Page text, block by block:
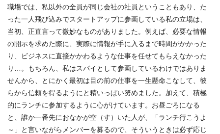
職場では、私以外の全員が同じ会社の社員ということもあり、た
った一人飛び込みでスタートアップに参画している私の立場は、
当初、正直言って微妙なものがありました。例えば、必要な情報
の開示を求めた際に、実際に情報が手に入るまで時間がかかった
り、ビジネスに直接かかわるような仕事を任せてもらえなかった
り…。もちろん、私はスパイとして参画しているわけではありま
せんから、とにかく最初は目の前の仕事を一生懸命こなして、彼
らから信頼を得るようにと精いっぱい努めました。加えて、積極
的にランチに参加するように心がけています。お昼ごろになる
と、誰か一番先におなかが空（す）いた人が、「ランチ行こうよ
～」と言いながらメンバーを募るので、そういうときは必ず応じ